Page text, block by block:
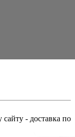
- доставка по